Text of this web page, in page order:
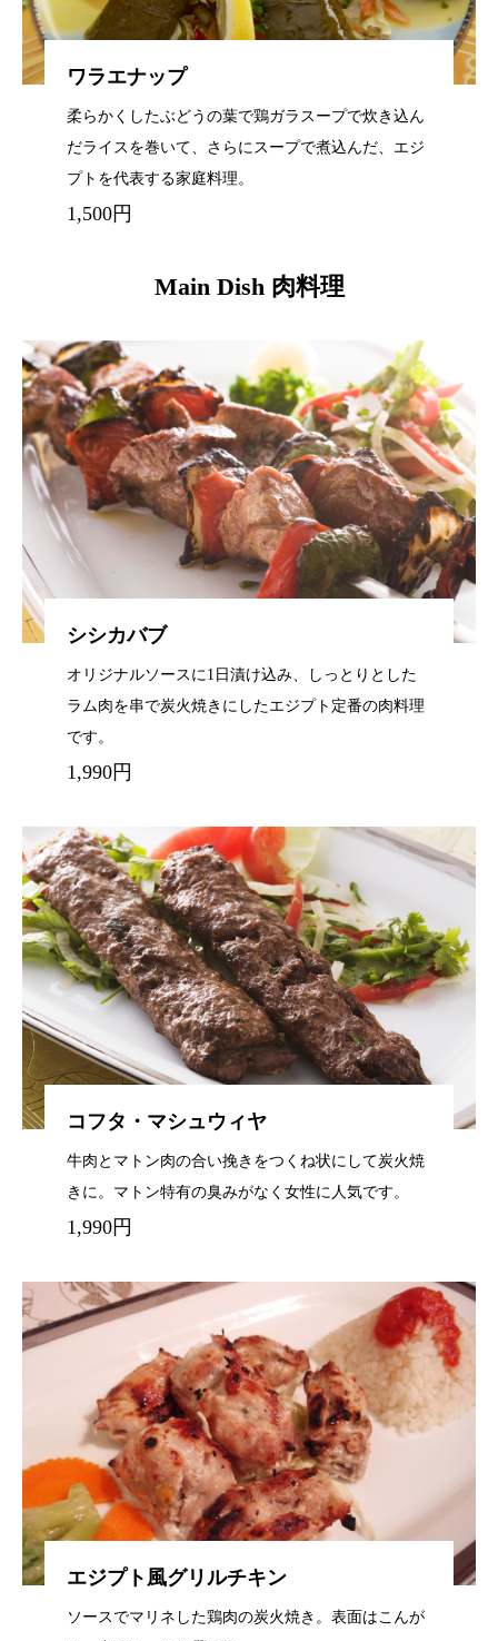
ワラエナップ
柔らかくしたぶどうの葉で鶏ガラスープで炊き込ん
だライスを巻いて、さらにスープで煮込んだ、エジ
プトを代表する家庭料理。
1,500円
Main Dish 肉料理
シシカバブ
オリジナルソースに1日漬け込み、しっとりとした
ラム肉を串で炭火焼きにしたエジプト定番の肉料理
です。
1,990円
コフタ・マシュウィヤ
牛肉とマトン肉の合い挽きをつくね状にして炭火焼
きに。マトン特有の臭みがなく女性に人気です。
1,990円
エジプト風グリルチキン
ソースでマリネした鶏肉の炭火焼き。表面はこんが